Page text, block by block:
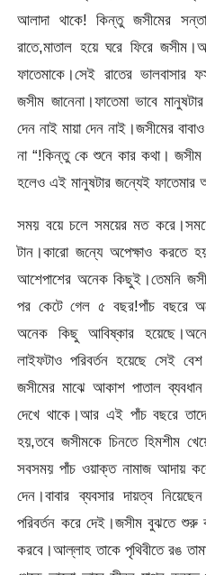
আলাদা থাকে! কিন্তু জসীমের
রাতে,মাতাল হয়ে ঘরে ফিরে
ফাতেমাকে।সেই রাতের
জসীম জানেনা।ফাতেমা ভাবে
দেন নাই মায়া দেন নাই।জসীমের
না “!কিন্তু কে শুনে কার কথা। জসীম
হলেও এই মানুষটার জন্যেই ফাতেমার
সময় বয়ে চলে সময়ের মত
টান।কারো জন্যে অপেক্ষাও করতে
আশেপাশের অনেক কিছুই।তেমনি
পর কেটে গেল ৫ বছর!পাঁচ বছরে
অনেক কিছু আবিষ্কার
লাইফটাও পরিবর্তন হয়েছে সেই
জসীমের মাঝে আকাশ পাতাল
দেখে থাকে।আর এই পাঁচ বছরে
হয়,তবে জসীমকে চিনতে হিমশীম
সবসময় পাঁচ ওয়াক্ত নামাজ আদায়
দেন।বাবার ব্যবসার দায়ত্ব
পরিবর্তন করে দেই।জসীম বুঝতে শুরু
করবে।আল্লাহ তাকে পৃথিবীতে রঙ